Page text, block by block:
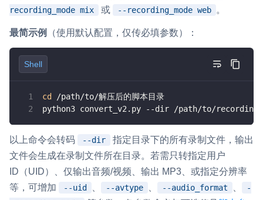
recording_mode mix
或 --recording_mode web 。
最简示例 （使用默认配置，仅传必填参数）：
Shell
cd
/path/to/解压后的脚本目录
python3 convert_v2.py --dir /path/to/recordings
以上命令会转码 --dir
指定目录下的所有录制文件，输出
文件会生成在录制文件所在目录。若需只转指定用户
ID（UID）、仅输出音频/视频、输出 MP3、或指定分辨率
等，可增加
--uid --avtype --audio_format
-